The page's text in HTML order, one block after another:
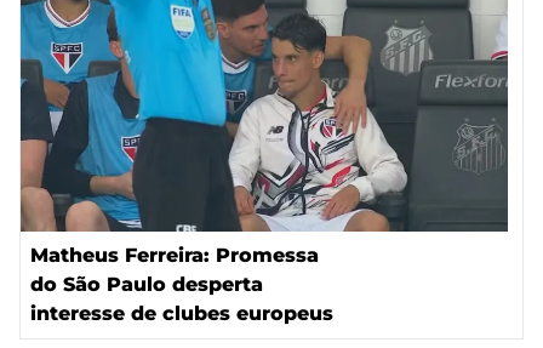
Matheus Ferreira: Promessa
do São Paulo desperta
interesse de clubes europeus